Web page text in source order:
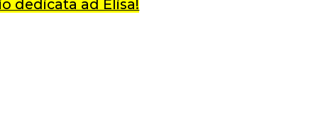
dedicata ad Elisa!